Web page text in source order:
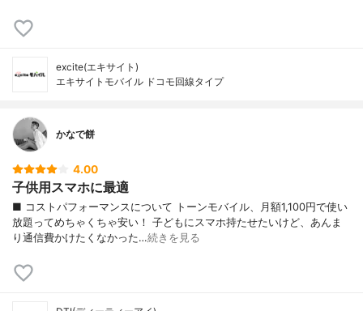
excite(エキサイト)
エキサイトモバイル ドコモ回線タイプ
かなで餅
4.00
子供用スマホに最適
■ コストパフォーマンスについて トーンモバイル、月額1,100円で使い
放題ってめちゃくちゃ安い！ 子どもにスマホ持たせたいけど、あんま
り通信費かけたくなかった…続きを見る